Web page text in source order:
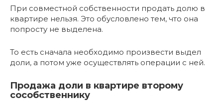
При совместной собственности продать долю в
квартире нельзя. Это обусловлено тем, что она
попросту не выделена.
То есть сначала необходимо произвести выдел
доли, а потом уже осуществлять операции с ней.
Продажа доли в квартире второму
сособственнику